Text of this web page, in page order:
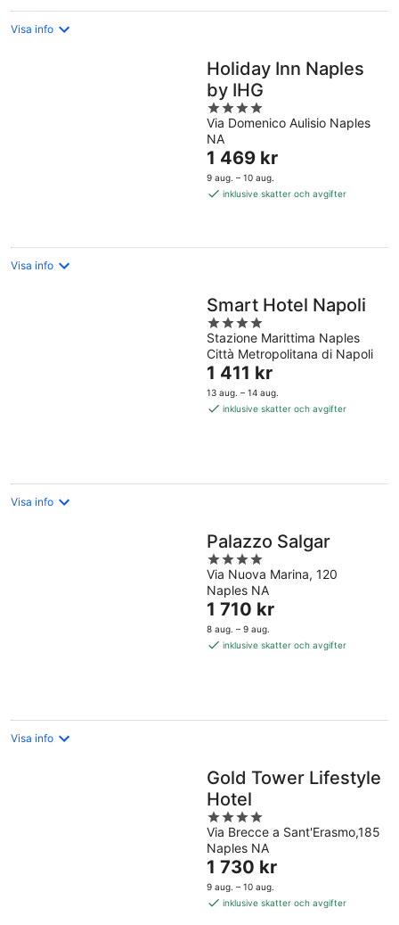
Visa info
Holiday Inn Naples
by IHG
4
out
of
5
Via Domenico Aulisio Naples
NA
Priset
är
1 469 kr
1 469 kr
9 aug. – 10 aug.
inklusive skatter och avgifter
Visa info
Smart Hotel Napoli
4
out
of
5
Stazione Marittima Naples
Città Metropolitana di Napoli
Priset
är
1 411 kr
1 411 kr
13 aug. – 14 aug.
inklusive skatter och avgifter
Visa info
Palazzo Salgar
4
out
of
5
Via Nuova Marina, 120
Naples NA
Priset
är
1 710 kr
1 710 kr
8 aug. – 9 aug.
inklusive skatter och avgifter
Visa info
Gold Tower Lifestyle
Hotel
4
out
of
5
Via Brecce a Sant'Erasmo,185
Naples NA
Priset
är
1 730 kr
1 730 kr
9 aug. – 10 aug.
inklusive skatter och avgifter